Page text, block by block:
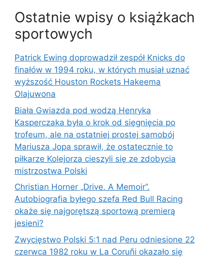
Ostatnie wpisy o książkach
sportowych
Patrick Ewing doprowadził zespół Knicks do
finałów w 1994 roku, w których musiał uznać
wyższość Houston Rockets Hakeema
Olajuwona
Biała Gwiazda pod wodzą Henryka
Kasperczaka była o krok od sięgnięcia po
trofeum, ale na ostatniej prostej samobój
Mariusza Jopa sprawił, że ostatecznie to
piłkarze Kolejorza cieszyli się ze zdobycia
mistrzostwa Polski
Christian Horner „Drive. A Memoir”.
Autobiografia byłego szefa Red Bull Racing
okaże się najgorętszą sportową premierą
jesieni?
Zwycięstwo Polski 5:1 nad Peru odniesione 22
czerwca 1982 roku w La Coruñi okazało się